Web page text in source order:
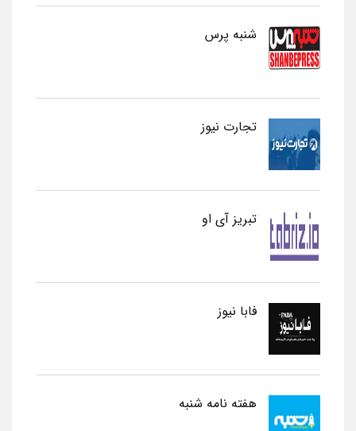
شنبه پرس
تجارت نیوز
تبریز آی او
فابا نیوز
هفته نامه شنبه